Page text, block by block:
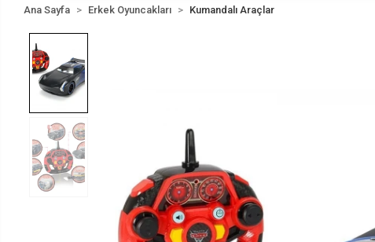
Ana Sayfa Erkek Oyuncakları Kumandalı Araçlar